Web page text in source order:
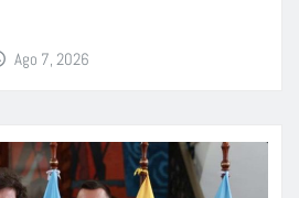
Ago 7, 2026